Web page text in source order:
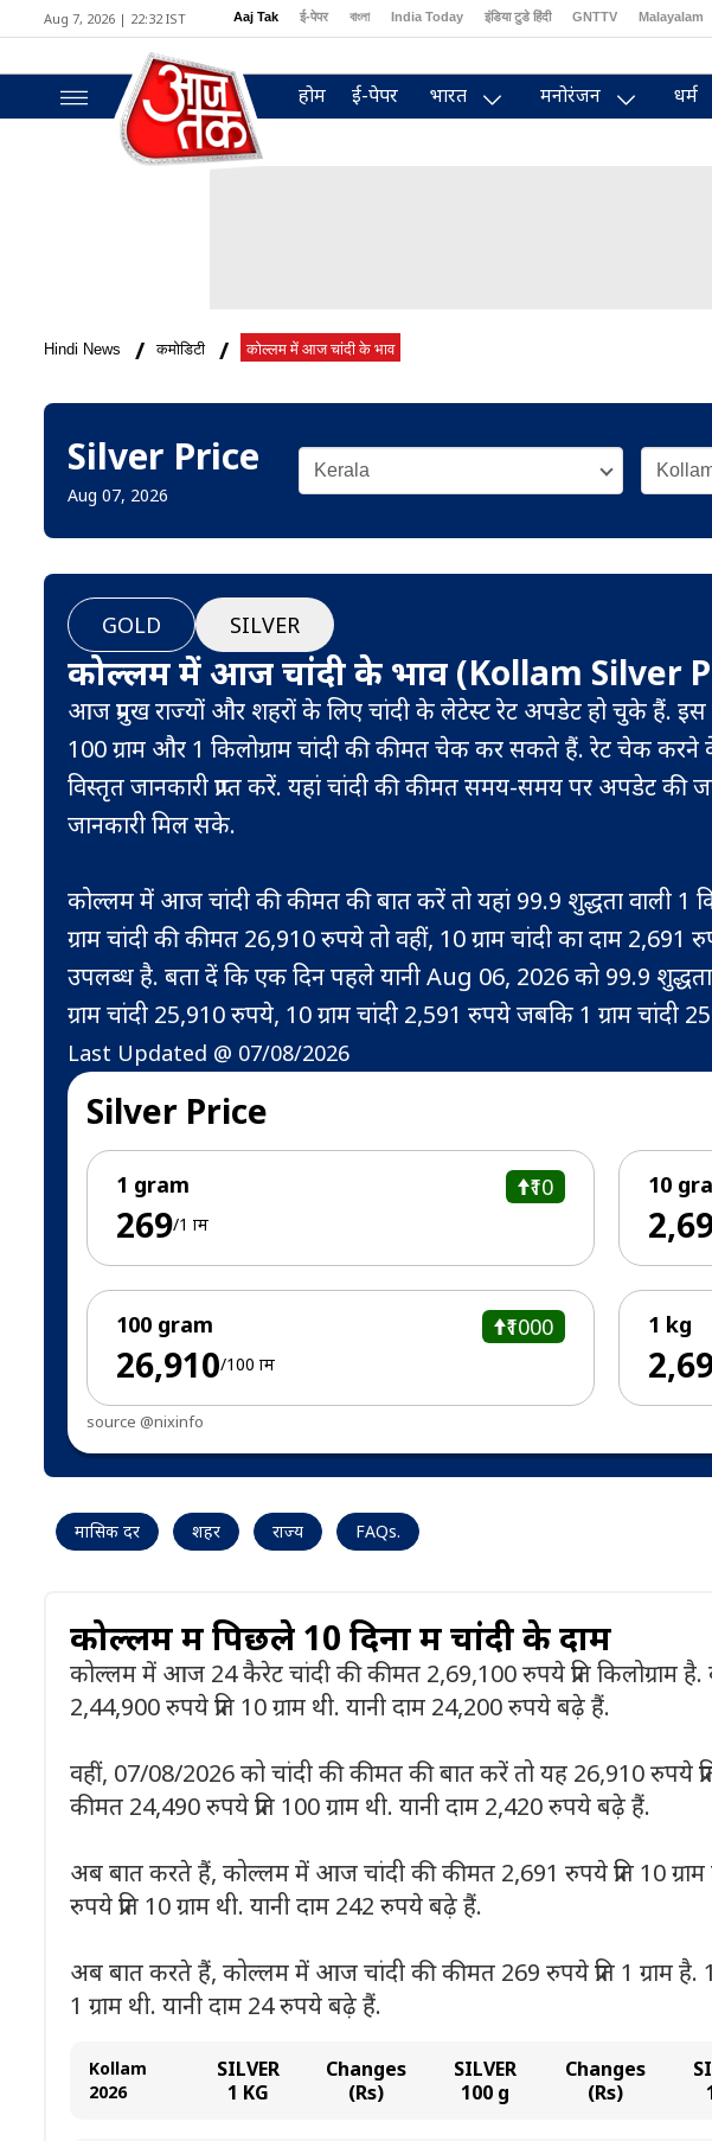
Aug 7, 2026 | 22:32 IST Aaj Tak ई-पेपर বাংলা India Today इंडिया टुडे हिंदी GNTTV Malayalam
BT Bazaar
होम ई-पेपर भारत मनोरंजन धर्म
Hindi News कमोडिटी कोल्लम में आज चांदी के भाव
Silver Price
Aug 07, 2026
GOLD SILVER
कोल्लम में आज चांदी के भाव (Kollam Silver
आज प्रमुख राज्यों और शहरों के लिए चांदी के लेटेस्ट रेट अपडेट हो चुके हैं. इस
100 ग्राम और 1 किलोग्राम चांदी की कीमत चेक कर सकते हैं. रेट चेक
विस्तृत जानकारी प्राप्त करें. यहां चांदी की कीमत समय-समय पर अपडेट की
जानकारी मिल सके.
कोल्लम में आज चांदी की कीमत की बात करें तो यहां 99.9 शुद्धता वाली 1
ग्राम चांदी की कीमत 26,910 रुपये तो वहीं, 10 ग्राम चांदी का दाम
उपलब्ध है. बता दें कि एक दिन पहले यानी Aug 06, 2026 को 99.9 शुद्धता
ग्राम चांदी 25,910 रुपये, 10 ग्राम चांदी 2,591 रुपये जबकि 1 ग्राम चांदी
Last Updated @ 07/08/2026
Silver Price
1 gram ₹10
₹269/1 ग्राम
10
100 gram ₹1000
₹26,910/100 ग्राम
1 kg
source @nixinfo
मासिक दर शहर राज्य FAQs.
कोल्लम में पिछले 10 दिनों में चांदी के दाम
कोल्लम में आज 24 कैरेट चांदी की कीमत 2,69,100 रुपये प्रति किलोग्राम
2,44,900 रुपये प्रति 10 ग्राम थी. यानी दाम 24,200 रुपये बढ़े हैं.
वहीं, 07/08/2026 को चांदी की कीमत की बात करें तो यह 26,910 रुपये
कीमत 24,490 रुपये प्रति 100 ग्राम थी. यानी दाम 2,420 रुपये बढ़े हैं.
अब बात करते हैं, कोल्लम में आज चांदी की कीमत 2,691 रुपये प्रति 10
रुपये प्रति 10 ग्राम थी. यानी दाम 242 रुपये बढ़े हैं.
अब बात करते हैं, कोल्लम में आज चांदी की कीमत 269 रुपये प्रति 1 ग्राम है.
1 ग्राम थी. यानी दाम 24 रुपये बढ़े हैं.
Kollam
2026
SILVER
1 KG
Changes
(Rs)
SILVER
100 g
Changes
(Rs)